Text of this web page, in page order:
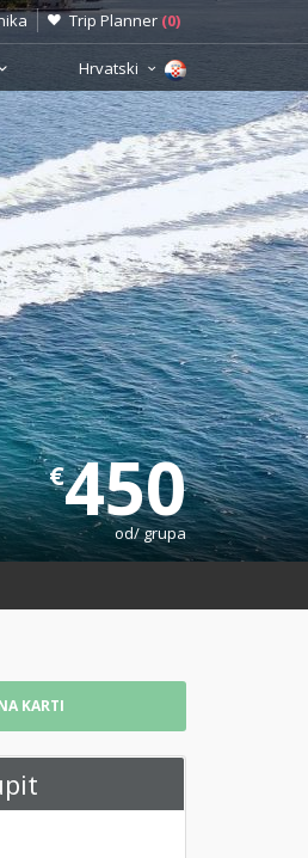
Trip Planner (0)
Hrvatski
€450
od/ grupa
KARTI